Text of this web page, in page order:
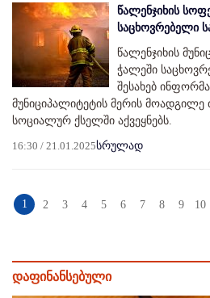
წალენჯიხის
საცხოვრებელი
წალენჯიხის
ჭალეში
შესახებ
მუნიციპალიტეტის მერის მოადგილე
სოციალურ ქსელში აქვეყნებს.
16:30 / 21.01.2025სრულად
1 2 3 4 5 6 7 8 9 10
დაფინანსებული